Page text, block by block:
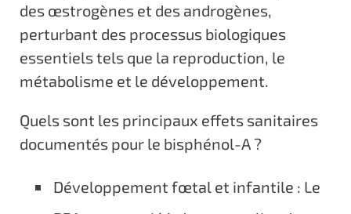
des œstrogènes et des androgènes,
perturbant des processus biologiques
essentiels tels que la reproduction, le
métabolisme et le développement.
Quels sont les principaux effets sanitaires
documentés pour le bisphénol-A ?
Développement fœtal et infantile : Le